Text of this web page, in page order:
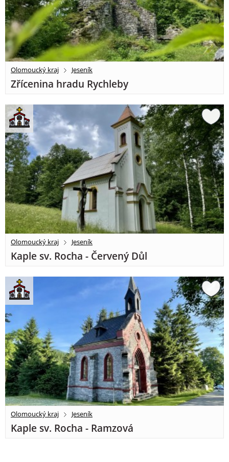
Olomoucký kraj Jeseník
Zřícenina hradu Rychleby
Olomoucký kraj Jeseník
Kaple sv. Rocha - Červený Důl
Olomoucký kraj Jeseník
Kaple sv. Rocha - Ramzová